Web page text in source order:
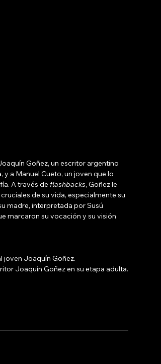
Goñez, un escritor argentino
y a Manuel Cueto, un joven que lo
A través de flashbacks, Goñez le
de su vida, especialmente su
madre, interpretada por Susú
marcaron su vocación y su visión
joven Joaquín Goñez.
Joaquín Goñez en su etapa adulta.